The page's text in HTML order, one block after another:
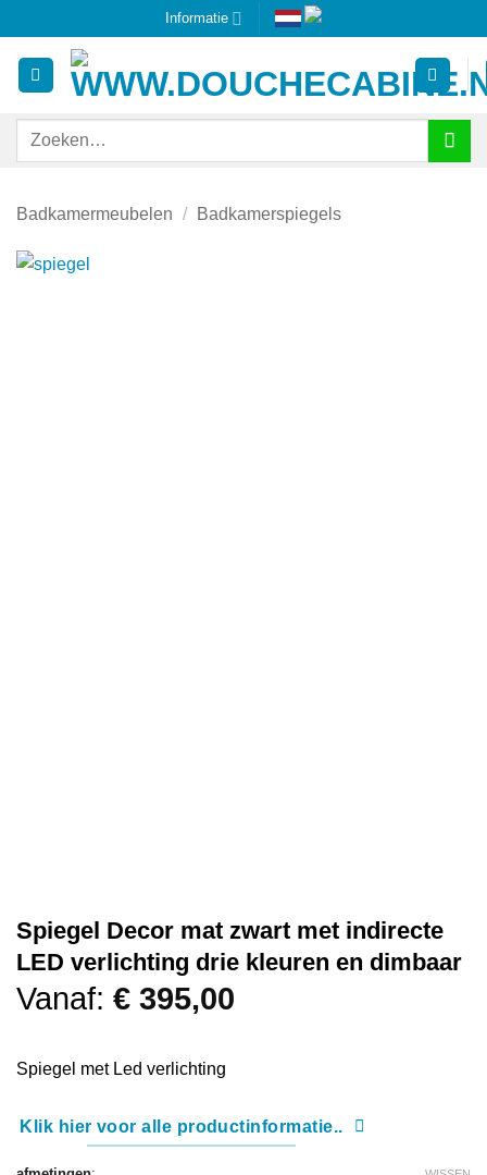
naar
inhoud
Informatie
Zoeken
Badkamermeubelen / Badkamerspiegels
Spiegel Decor mat zwart met indirecte
LED verlichting drie kleuren en dimbaar
Vanaf: € 395,00
Spiegel met Led verlichting
Klik hier voor alle productinformatie..